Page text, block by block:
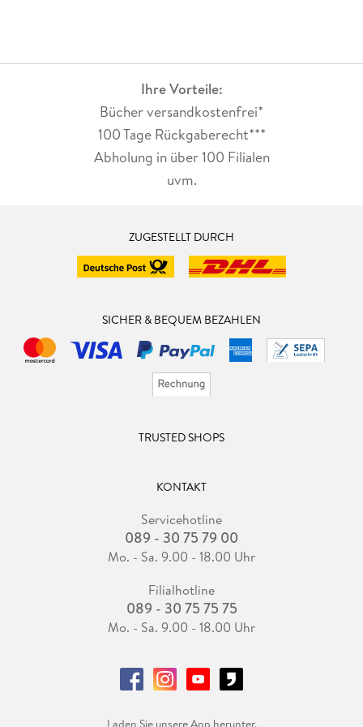
Ihre Vorteile:
Bücher versandkostenfrei*
100 Tage Rückgaberecht***
Abholung in über 100 Filialen
uvm.
ZUGESTELLT DURCH
SICHER & BEQUEM BEZAHLEN
TRUSTED SHOPS
KONTAKT
Servicehotline
089 - 30 75 79 00
Mo. - Sa. 9.00 - 18.00 Uhr
Filialhotline
089 - 30 75 75 75
Mo. - Sa. 9.00 - 18.00 Uhr
Laden Sie unsere App herunter.